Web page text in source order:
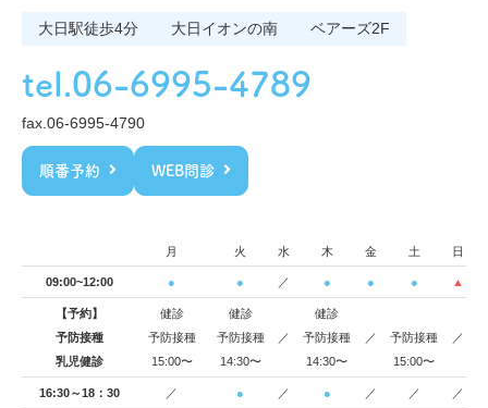
大日駅徒歩4分 大日イオンの南 ベアーズ2F
tel.06-6995-4789
fax.06-6995-4790
順番予約 WEB問診
月 火 水 木 金 土 日
09:00~12:00 ● ● ／ ● ● ● ▲
【予約】
予防接種
乳児健診
健診
予防接種
15:00〜
健診
予防接種
14:30〜
／
健診
予防接種
14:30〜
／
予防接種
15:00〜
／
16:30～18：30 ／ ● ／ ● ／ ／ ／